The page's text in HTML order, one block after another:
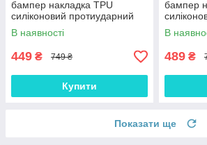
бампер накладка TPU
силіконовий протиударний
СОФТ-ТАЧ "SILC-SOFT"
В наявності
449 ₴ 749 ₴
Купити
бампер
В
489 ₴
Показати ще